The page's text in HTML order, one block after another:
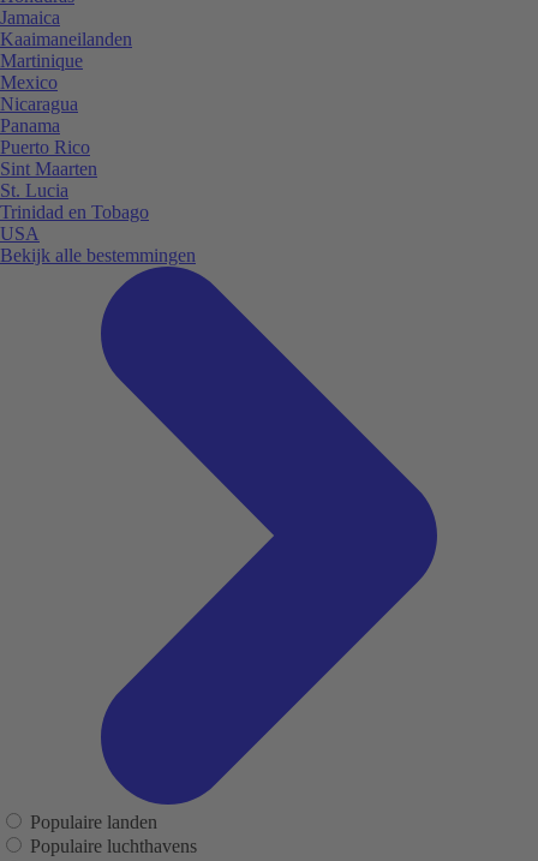
Jamaica
Kaaimaneilanden
Martinique
Mexico
Nicaragua
Panama
Puerto Rico
Sint Maarten
St. Lucia
Trinidad en Tobago
USA
Bekijk alle bestemmingen
Populaire landen
Populaire luchthavens